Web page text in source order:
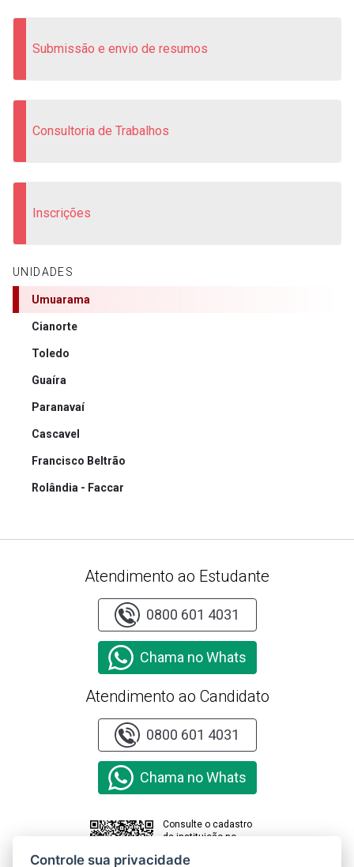
UNIDADES
Umuarama
Cianorte
Toledo
Guaíra
Paranavaí
Cascavel
Francisco Beltrão
Rolândia - Faccar
Submissão e envio de resumos
Consultoria de Trabalhos
Inscrições
Atendimento ao Estudante
0800 601 4031
Chama no Whats
Atendimento ao Candidato
0800 601 4031
Chama no Whats
Consulte o cadastro
da instituição no
Controle sua privacidade